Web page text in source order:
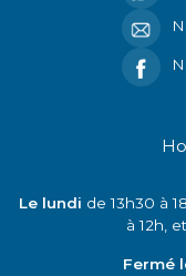
Le lundi de 13h30 à
à 12h,
Fermé